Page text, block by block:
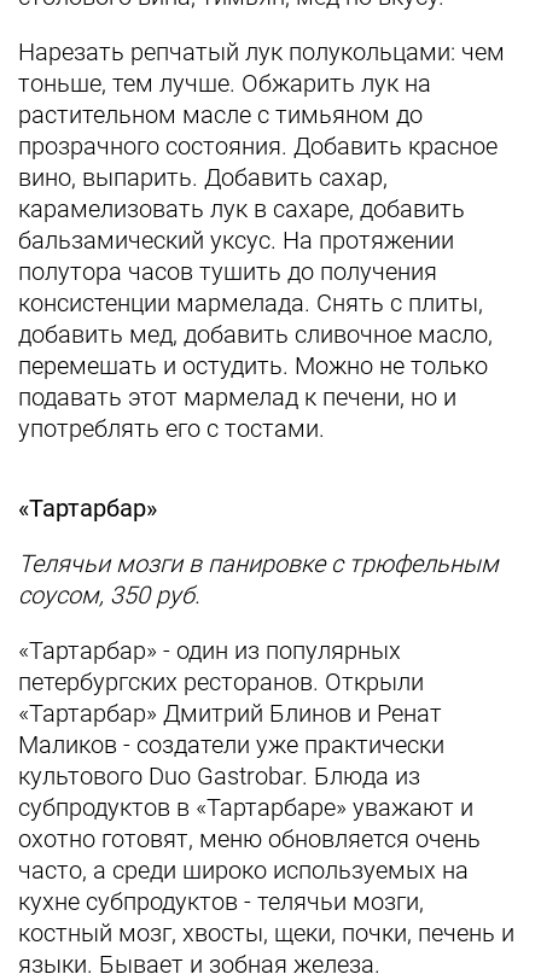
Нарезать репчатый лук полукольцами: чем
тоньше, тем лучше. Обжарить лук на
растительном масле с тимьяном до
прозрачного состояния. Добавить красное
вино, выпарить. Добавить сахар,
карамелизовать лук в сахаре, добавить
бальзамический уксус. На протяжении
полутора часов тушить до получения
консистенции мармелада. Снять с плиты,
добавить мед, добавить сливочное масло,
перемешать и остудить. Можно не только
подавать этот мармелад к печени, но и
употреблять его с тостами.
«Тартарбар»
Телячьи мозги в панировке с трюфельным
соусом, 350 руб.
«Тартарбар» - один из популярных
петербургских ресторанов. Открыли
«Тартарбар» Дмитрий Блинов и Ренат
Маликов - создатели уже практически
культового Duo Gastrobar. Блюда из
субпродуктов в «Тартарбаре» уважают и
охотно готовят, меню обновляется очень
часто, а среди широко используемых на
кухне субпродуктов - телячьи мозги,
костный мозг, хвосты, щеки, почки, печень и
языки. Бывает и зобная железа.